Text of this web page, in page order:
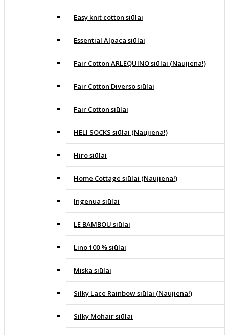
Easy knit cotton siūlai
Essential Alpaca siūlai
Fair Cotton ARLEQUINO siūlai (Naujiena!)
Fair Cotton Diverso siūlai
Fair Cotton siūlai
HELI SOCKS siūlai (Naujiena!)
Hiro siūlai
Home Cottage siūlai (Naujiena!)
Ingenua siūlai
LE BAMBOU siūlai
Lino 100 % siūlai
Miska siūlai
Silky Lace Rainbow siūlai (Naujiena!)
Silky Mohair siūlai